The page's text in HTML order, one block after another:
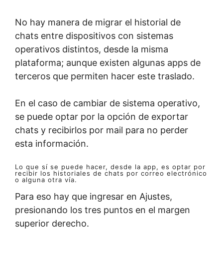
No hay manera de migrar el historial de
chats entre dispositivos con sistemas
operativos distintos, desde la misma
plataforma; aunque existen algunas apps de
terceros que permiten hacer este traslado.
En el caso de cambiar de sistema operativo,
se puede optar por la opción de exportar
chats y recibirlos por mail para no perder
esta información.
Lo que sí se puede hacer, desde la app, es optar por
recibir los historiales de chats por correo electrónico
o alguna otra vía.
Para eso hay que ingresar en Ajustes,
presionando los tres puntos en el margen
superior derecho.